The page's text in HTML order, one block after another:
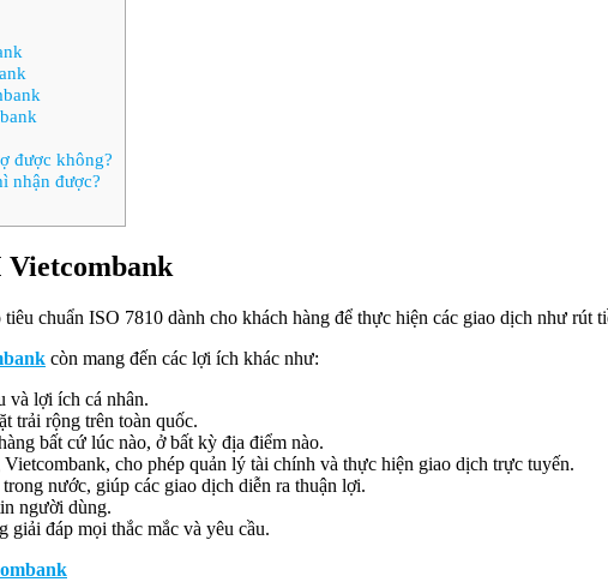
được không?
nhận được?
tiêu chuẩn ISO 7810 dành cho khách hàng để thực hiện các giao dịch như
còn mang đến các lợi ích khác như:
và lợi ích cá nhân.
trải rộng trên toàn quốc.
bất cứ lúc nào, ở bất kỳ địa điểm nào.
cho phép quản lý tài chính và thực hiện giao dịch trực tuyến.
nước, giúp các giao dịch diễn ra thuận lợi.
người dùng.
giải đáp mọi thắc mắc và yêu cầu.